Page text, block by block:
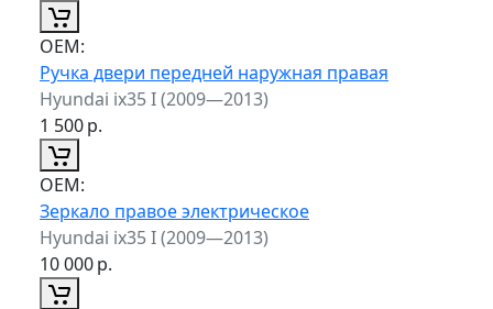
ОЕМ:
Ручка двери передней наружная правая
Hyundai ix35 I (2009—2013)
1 500р.
ОЕМ:
Зеркало правое электрическое
Hyundai ix35 I (2009—2013)
10 000р.